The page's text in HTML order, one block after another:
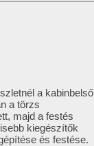
a kabinbelső
a törzs
majd a festés
kiegészítők
és festése.